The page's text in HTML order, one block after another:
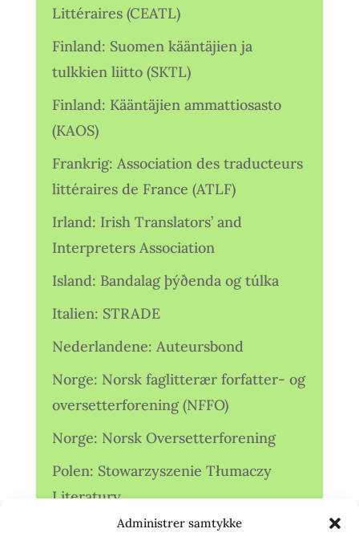
Administrer samtykke
Littéraires (CEATL)
Finland: Suomen kääntäjien ja
tulkkien liitto (SKTL)
Finland: Kääntäjien ammattiosasto
(KAOS)
Frankrig: Association des traducteurs
littéraires de France (ATLF)
Irland: Irish Translators’ and
Interpreters Association
Island: Bandalag þýðenda og túlka
Italien: STRADE
Nederlandene: Auteursbond
Norge: Norsk faglitterær forfatter- og
oversetterforening (NFFO)
Norge: Norsk Oversetterforening
Polen: Stowarzyszenie Tłumaczy
Literatury
Storbritannien: Translators